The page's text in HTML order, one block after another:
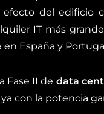
efecto del edificio
IT más
en España y
Fase II de data
con la potencia